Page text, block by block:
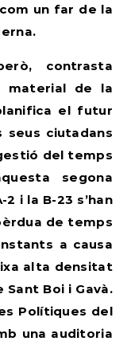
un far de la
contrasta
material de la
el futur
ciutadans
del temps
segona
2 i la B-23 s’han
de temps
a causa
alta densitat
Boi i Gavà.
Polítiques del
una auditoria